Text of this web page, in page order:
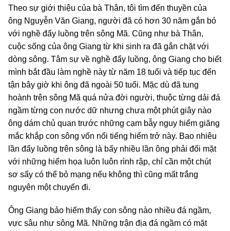
Theo sự giới thiệu của bà Thân, tôi tìm đến thuyền của
ông Nguyễn Văn Giang, người đã có hơn 30 năm gắn bó
với nghề đẩy luồng trên sông Mã. Cũng như bà Thân,
cuộc sống của ông Giang từ khi sinh ra đã gắn chặt với
dòng sông. Tâm sự về nghề đẩy luồng, ông Giang cho biết
mình bắt đầu làm nghề này từ năm 18 tuổi và tiếp tục đến
tận bây giờ khi ông đã ngoài 50 tuổi. Mặc dù đã tung
hoành trên sông Mã quá nửa đời người, thuộc từng dải đá
ngầm từng con nước dữ nhưng chưa một phút giây nào
ông dám chủ quan trước những cạm bẫy nguy hiểm giăng
mắc khắp con sông vốn nổi tiếng hiểm trở này. Bao nhiêu
lần đẩy luồng trên sông là bấy nhiều lần ông phải đối mặt
với những hiểm họa luôn luôn rình rập, chỉ cần một chút
sơ sẩy có thể bỏ mạng nếu không thì cũng mất trắng
nguyên một chuyến đi.
Ông Giang bảo hiếm thấy con sông nào nhiều đá ngầm,
vực sâu như sông Mã. Những trận địa đá ngầm có mặt